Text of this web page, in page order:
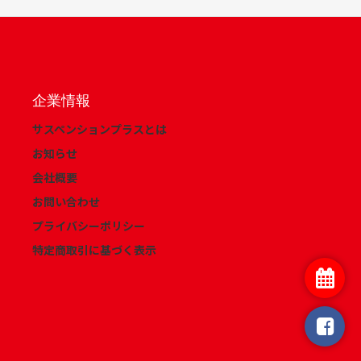
企業情報
サスペンションプラスとは
お知らせ
会社概要
お問い合わせ
プライバシーポリシー
特定商取引に基づく表示